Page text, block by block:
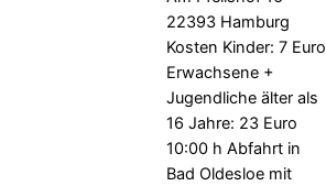
22393 Hamburg
Kosten Kinder: 7 Euro
Erwachsene +
Jugendliche älter als
16 Jahre: 23 Euro
10:00 h Abfahrt in
Bad Oldesloe mit